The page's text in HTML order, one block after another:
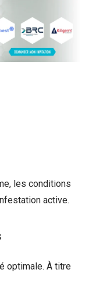
les conditions
active.
optimale. À titre